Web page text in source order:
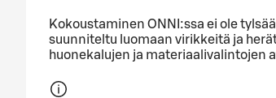
Kokoustaminen ONNI:ssa ei ole
suunniteltu luomaan virikkeitä ja
huonekalujen ja materiaalivalintojen